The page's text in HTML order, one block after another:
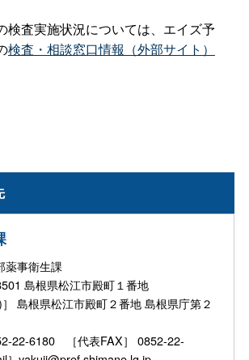
検査実施状況については、エイズ予
検査・相談窓口情報（外部サイト）
薬事衛生課
島根県松江市殿町１番地
］ 島根県松江市殿町２番地 島根県庁第２
22-6180 ［代表FAX］ 0852-22-